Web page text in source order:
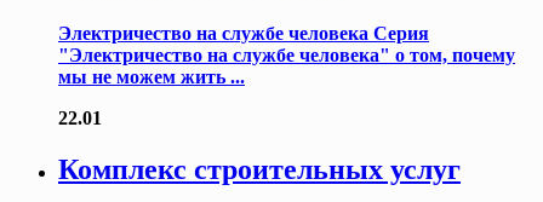
Электричество на службе человека Серия
"Электричество на службе человека" о том, почему
мы не можем жить ...
22.01
Комплекс строительных услуг